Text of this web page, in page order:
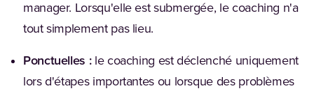
manager. Lorsqu'elle est submergée, le coaching n'a
tout simplement pas lieu.
Ponctuelles :le coaching est déclenché uniquement
lors d'étapes importantes ou lorsque des problèmes